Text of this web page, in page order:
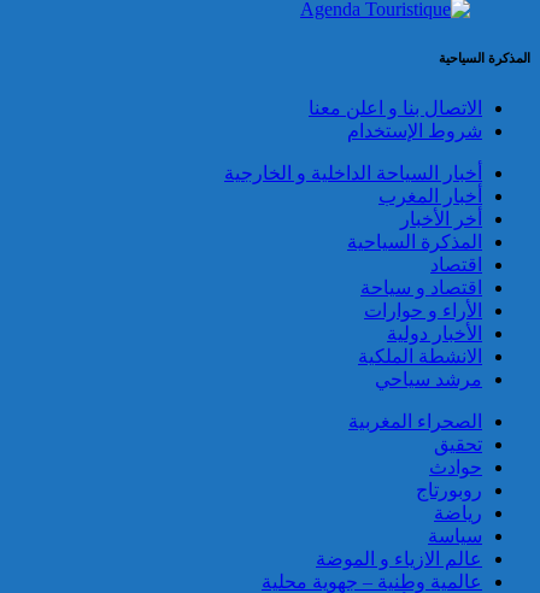
إحباط مخطط إرهابي بالغ
الخطورة كان يستهدف المغرب
بتكليف وتحريض مباشر من قيادي
بارز في تنظيم “داعش” بمنطقة
الساحل الإفريقي
توقيف مواطن فرنسي من أصول
تونسية موضوع أمر دولي بإلقاء
القبض صادر عن السلطات
القضائية الفرنسية
المذكرة السياحية
الاتصال بنا و اعلن معنا
شروط الإستخدام
أخبار السياحة الداخلية و الخارجية
أخبار المغرب
أخر الأخبار
المذكرة السياحية
اقتصاد
اقتصاد و سياحة
الأراء و حوارات
الأخبار دولية
الانشطة الملكية
مرشد سياحي
الصحراء المغربية
تحقيق
حوادث
روبورتاج
رياضة
سياسة
عالم الازياء و الموضة
عالمية وطنية – جهوية محلية